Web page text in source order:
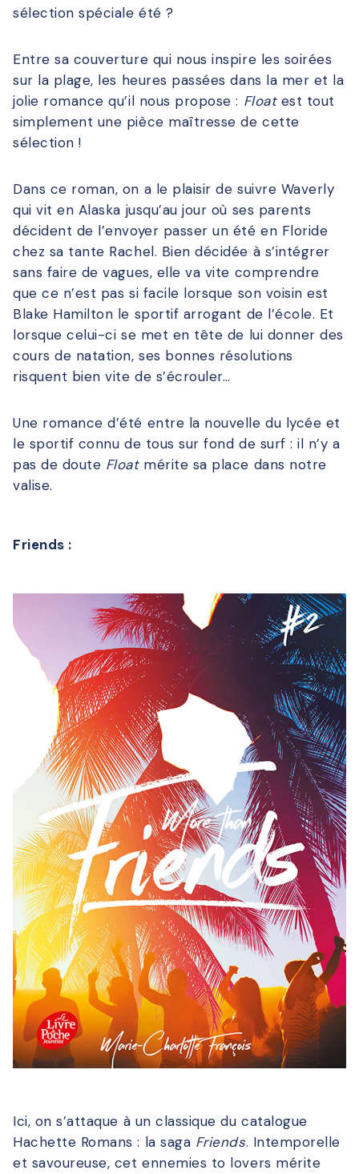
sélection spéciale été ?
Entre sa couverture qui nous inspire les soirées
sur la plage, les heures passées dans la mer et la
jolie romance qu’il nous propose : Floatest tout
simplement une pièce maîtresse de cette
sélection !
Dans ce roman, on a le plaisir de suivre Waverly
qui vit en Alaska jusqu’au jour où ses parents
décident de l’envoyer passer un été en Floride
chez sa tante Rachel. Bien décidée à s’intégrer
sans faire de vagues, elle va vite comprendre
que ce n’est pas si facile lorsque son voisin est
Blake Hamilton le sportif arrogant de l’école. Et
lorsque celui-ci se met en tête de lui donner des
cours de natation, ses bonnes résolutions
risquent bien vite de s’écrouler…
Une romance d’été entre la nouvelle du lycée et
le sportif connu de tous sur fond de surf : il n’y a
pas de doute Floatmérite sa place dans notre
valise.
Friends :
Ici, on s’attaque à un classique du catalogue
Hachette Romans : la saga Friends. Intemporelle
et savoureuse, cet ennemies to lovers mérite